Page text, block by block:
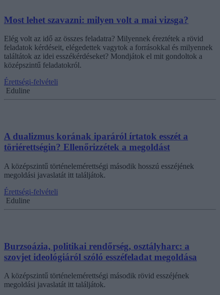
Most lehet szavazni: milyen volt a mai vizsga?
Elég volt az idő az összes feladatra? Milyennek éreztétek a rövid
feladatok kérdéseit, elégedettek vagytok a forrásokkal és milyennek
találtátok az idei esszékérdéseket? Mondjátok el mit gondoltok a
középszintű feladatokról.
Érettségi-felvételi
Eduline
A dualizmus korának iparáról írtatok esszét a
töriérettségin? Ellenőrizzétek a megoldást
A középszintű történelemérettségi második hosszú esszéjének
megoldási javaslatát itt találjátok.
Érettségi-felvételi
Eduline
Burzsoázia, politikai rendőrség, osztályharc: a
szovjet ideológiáról szóló esszéfeladat megoldása
A középszintű történelemérettségi második rövid esszéjének
megoldási javaslatát itt találjátok.